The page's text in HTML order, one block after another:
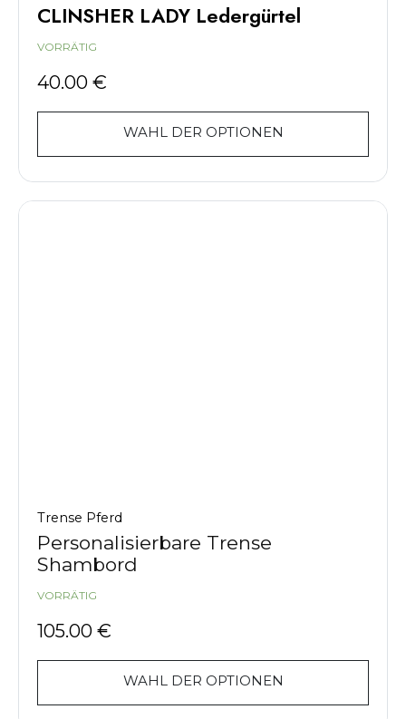
CLINSHER LADY Ledergürtel
VORRÄTIG
40.00 €
WAHL DER OPTIONEN
Trense Pferd
Personalisierbare Trense
Shambord
VORRÄTIG
105.00 €
WAHL DER OPTIONEN